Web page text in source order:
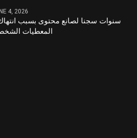
4, 2026
المعطيات